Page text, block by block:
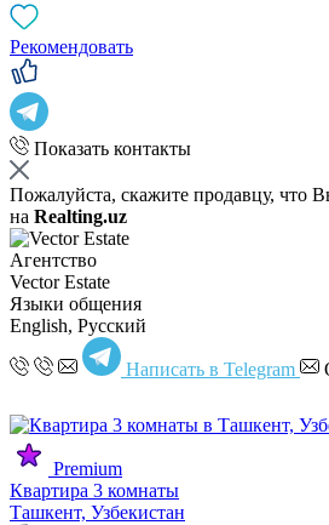
Рекомендовать
Показать контакты
Пожалуйста, скажите продавцу, что
на Realting.uz
Агентство
Vector Estate
Языки общения
English, Русский
Написать в Telegram
Premium
Квартира 3 комнаты
Ташкент, Узбекистан